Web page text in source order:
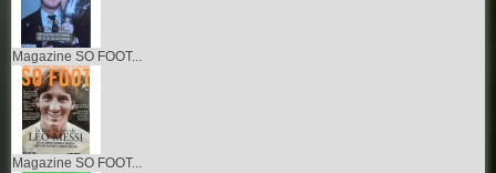
Magazine SO FOOT...
Magazine SO FOOT...